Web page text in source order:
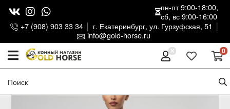
+7 (908) 903 33 34
г. Екатеринбург, ул. Гурзуфская, 51
info@gold-horse.ru
пн-пт 9:00-18:00,
сб, вс 9:00-16:00
0